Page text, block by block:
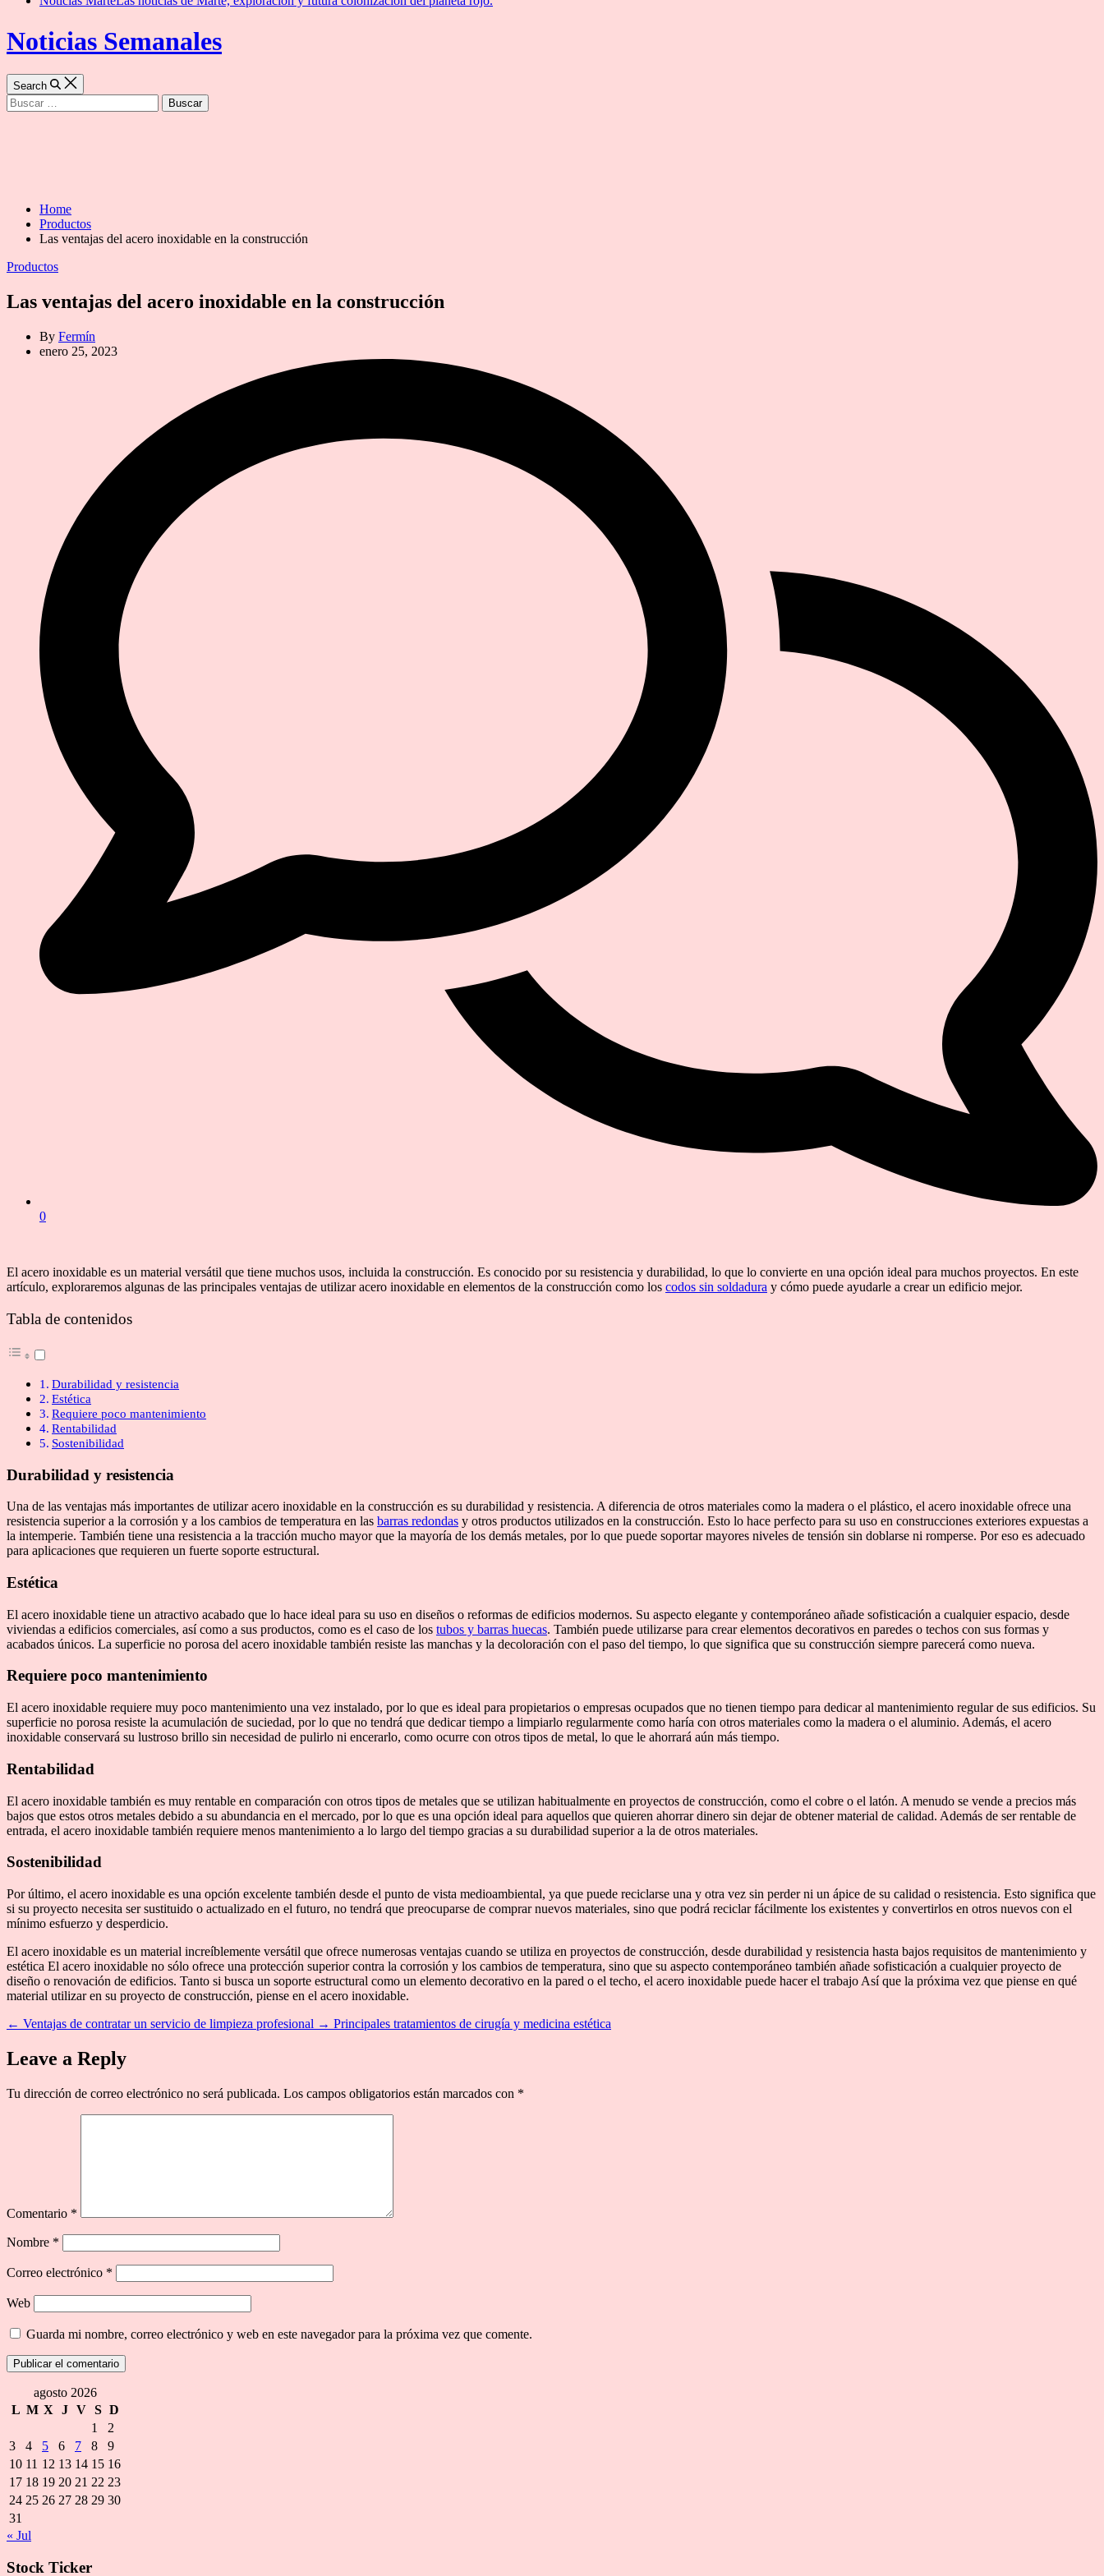
Noticias Semanales
Search
Buscar:
Home
Productos
Las ventajas del acero inoxidable en la construcción
Categories
Productos
Las ventajas del acero inoxidable en la construcción
By Fermín
enero 25, 2023
0
El acero inoxidable es un material versátil que tiene muchos usos, incluida la construcción. Es conocido por su resistencia y durabilidad, lo que lo convierte en una opción ideal para muchos proyectos. En este
artículo, exploraremos algunas de las principales ventajas de utilizar acero inoxidable en elementos de la construcción como los codos sin soldadura y cómo puede ayudarle a crear un edificio mejor.
Tabla de contenidos
Durabilidad y resistencia
Estética
Requiere poco mantenimiento
Rentabilidad
Sostenibilidad
Durabilidad y resistencia
Una de las ventajas más importantes de utilizar acero inoxidable en la construcción es su durabilidad y resistencia. A diferencia de otros materiales como la madera o el plástico, el acero inoxidable ofrece una
resistencia superior a la corrosión y a los cambios de temperatura en las barras redondas y otros productos utilizados en la construcción. Esto lo hace perfecto para su uso en construcciones exteriores expuestas a
la intemperie. También tiene una resistencia a la tracción mucho mayor que la mayoría de los demás metales, por lo que puede soportar mayores niveles de tensión sin doblarse ni romperse. Por eso es adecuado
para aplicaciones que requieren un fuerte soporte estructural.
Estética
El acero inoxidable tiene un atractivo acabado que lo hace ideal para su uso en diseños o reformas de edificios modernos. Su aspecto elegante y contemporáneo añade sofisticación a cualquier espacio, desde
viviendas a edificios comerciales, así como a sus productos, como es el caso de los tubos y barras huecas. También puede utilizarse para crear elementos decorativos en paredes o techos con sus formas y
acabados únicos. La superficie no porosa del acero inoxidable también resiste las manchas y la decoloración con el paso del tiempo, lo que significa que su construcción siempre parecerá como nueva.
Requiere poco mantenimiento
El acero inoxidable requiere muy poco mantenimiento una vez instalado, por lo que es ideal para propietarios o empresas ocupados que no tienen tiempo para dedicar al mantenimiento regular de sus edificios. Su
superficie no porosa resiste la acumulación de suciedad, por lo que no tendrá que dedicar tiempo a limpiarlo regularmente como haría con otros materiales como la madera o el aluminio. Además, el acero
inoxidable conservará su lustroso brillo sin necesidad de pulirlo ni encerarlo, como ocurre con otros tipos de metal, lo que le ahorrará aún más tiempo.
Rentabilidad
El acero inoxidable también es muy rentable en comparación con otros tipos de metales que se utilizan habitualmente en proyectos de construcción, como el cobre o el latón. A menudo se vende a precios más
bajos que estos otros metales debido a su abundancia en el mercado, por lo que es una opción ideal para aquellos que quieren ahorrar dinero sin dejar de obtener material de calidad. Además de ser rentable de
entrada, el acero inoxidable también requiere menos mantenimiento a lo largo del tiempo gracias a su durabilidad superior a la de otros materiales.
Sostenibilidad
Por último, el acero inoxidable es una opción excelente también desde el punto de vista medioambiental, ya que puede reciclarse una y otra vez sin perder ni un ápice de su calidad o resistencia. Esto significa que
si su proyecto necesita ser sustituido o actualizado en el futuro, no tendrá que preocuparse de comprar nuevos materiales, sino que podrá reciclar fácilmente los existentes y convertirlos en otros nuevos con el
mínimo esfuerzo y desperdicio.
El acero inoxidable es un material increíblemente versátil que ofrece numerosas ventajas cuando se utiliza en proyectos de construcción, desde durabilidad y resistencia hasta bajos requisitos de mantenimiento y
estética El acero inoxidable no sólo ofrece una protección superior contra la corrosión y los cambios de temperatura, sino que su aspecto contemporáneo también añade sofisticación a cualquier proyecto de
diseño o renovación de edificios. Tanto si busca un soporte estructural como un elemento decorativo en la pared o el techo, el acero inoxidable puede hacer el trabajo Así que la próxima vez que piense en qué
material utilizar en su proyecto de construcción, piense en el acero inoxidable.
← Ventajas de contratar un servicio de limpieza profesional → Principales tratamientos de cirugía y medicina estética
Leave a Reply
Tu dirección de correo electrónico no será publicada. Los campos obligatorios están marcados con *
Comentario *
Nombre *
Correo electrónico *
Web
Guarda mi nombre, correo electrónico y web en este navegador para la próxima vez que comente.
agosto 2026
L M X J V S D
1
2
3
4 5 6 7 8
9
10 11 12 13 14 15 16
17 18 19 20 21 22 23
24 25 26 27 28 29 30
31
« Jul
Stock Ticker